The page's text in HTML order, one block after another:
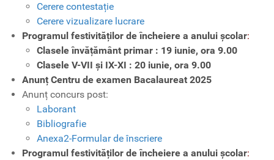
Cerere contestație
Cerere vizualizare lucrare
Programul festivităților de încheiere a anului școlar:
Clasele învățământ primar : 19 iunie, ora 9.00
Clasele V-VII și IX-XI : 20 iunie, ora 9.00
Anunț Centru de examen Bacalaureat 2025
Anunț concurs post:
Laborant
Bibliografie
Anexa2-Formular de înscriere
Programul festivităților de încheiere a anului școlar: